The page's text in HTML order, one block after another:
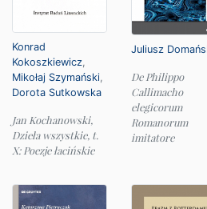
Konrad
Kokoszkiewicz,
Mikołaj Szymański,
Dorota Sutkowska
Jan Kochanowski,
Dzieła wszystkie, t.
X: Poezje łacińskie
Juliusz
De Philippo
Callimacho
elegicorum
Romanorum
imitatore